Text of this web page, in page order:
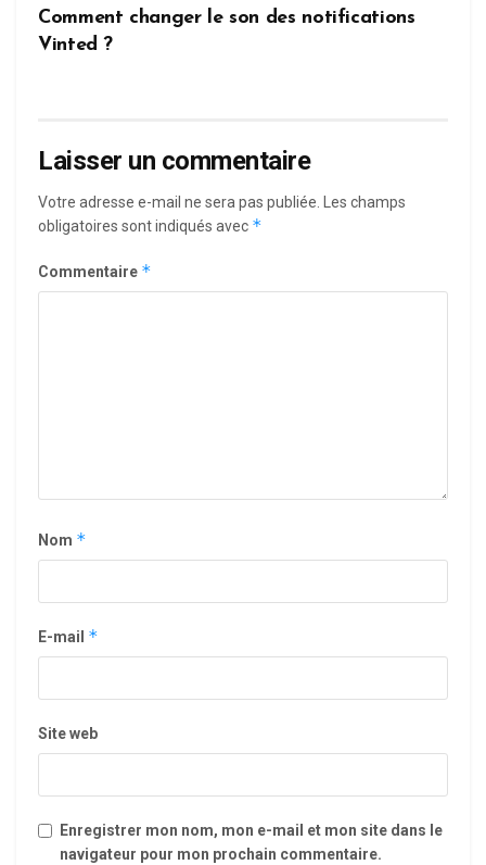
Comment changer le son des notifications
Vinted ?
Laisser un commentaire
Votre adresse e-mail ne sera pas publiée. Les champs
obligatoires sont indiqués avec *
Commentaire *
Nom *
E-mail *
Site web
Enregistrer mon nom, mon e-mail et mon site dans le
navigateur pour mon prochain commentaire.